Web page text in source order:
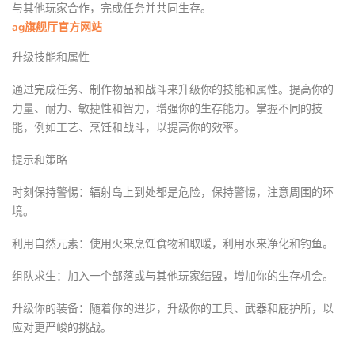
与其他玩家合作，完成任务并共同生存。
ag旗舰厅官方网站
升级技能和属性
通过完成任务、制作物品和战斗来升级你的技能和属性。提高你的
力量、耐力、敏捷性和智力，增强你的生存能力。掌握不同的技
能，例如工艺、烹饪和战斗，以提高你的效率。
提示和策略
时刻保持警惕：辐射岛上到处都是危险，保持警惕，注意周围的环
境。
利用自然元素：使用火来烹饪食物和取暖，利用水来净化和钓鱼。
组队求生：加入一个部落或与其他玩家结盟，增加你的生存机会。
升级你的装备：随着你的进步，升级你的工具、武器和庇护所，以
应对更严峻的挑战。